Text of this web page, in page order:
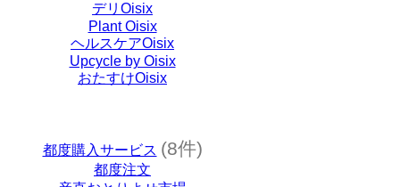
デリOisix
Plant Oisix
ヘルスケアOisix
Upcycle by Oisix
おたすけOisix
都度購入サービス (8件)
都度注文